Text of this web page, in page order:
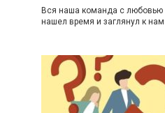
Вся наша команда с любовью
нашел время и заглянул к нам